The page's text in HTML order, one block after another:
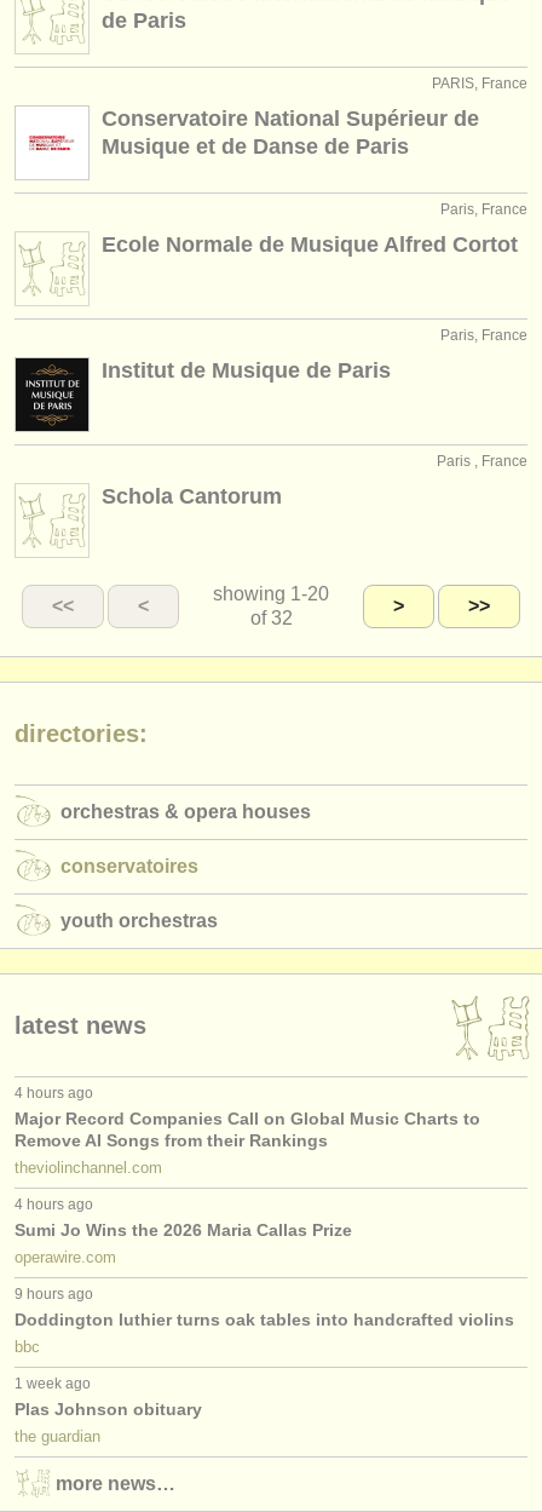
de Paris
PARIS, France
Conservatoire National Supérieur de
Musique et de Danse de Paris
Paris, France
Ecole Normale de Musique Alfred Cortot
Paris, France
Institut de Musique de Paris
Paris , France
Schola Cantorum
<< <
showing 1-20
of 32
> >>
directories:
orchestras & opera houses
conservatoires
youth orchestras
latest news
4 hours ago
Major Record Companies Call on Global Music Charts to
Remove AI Songs from their Rankings
theviolinchannel.com
4 hours ago
Sumi Jo Wins the 2026 Maria Callas Prize
operawire.com
9 hours ago
Doddington luthier turns oak tables into handcrafted violins
bbc
1 week ago
Plas Johnson obituary
the guardian
more news…